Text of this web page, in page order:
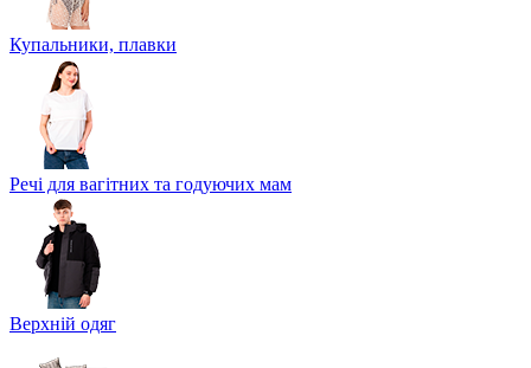
Купальники, плавки
Речі для вагітних та годуючих мам
Верхній одяг